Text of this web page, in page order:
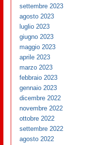
settembre 2023
agosto 2023
luglio 2023
giugno 2023
maggio 2023
aprile 2023
marzo 2023
febbraio 2023
gennaio 2023
dicembre 2022
novembre 2022
ottobre 2022
settembre 2022
agosto 2022